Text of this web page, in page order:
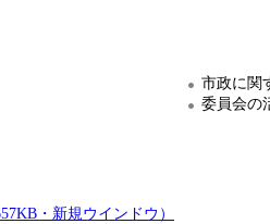
市政に関
委員会の
・新規ウインドウ）